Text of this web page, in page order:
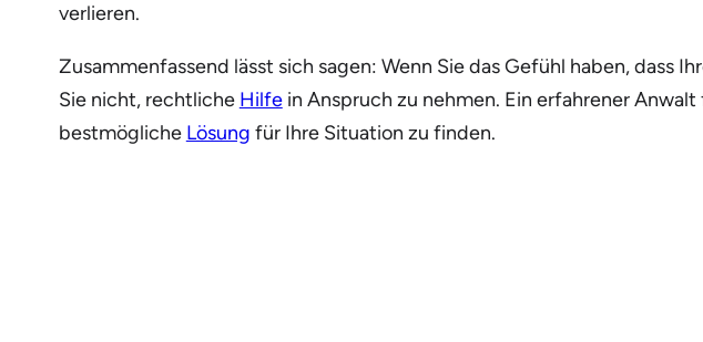
verlieren.
Zusammenfassend lässt sich sagen: Wenn Sie das Gefühl haben, dass
Sie nicht, rechtliche Hilfein Anspruch zu nehmen. Ein erfahrener Anwalt
bestmögliche Lösung für Ihre Situation zu finden.